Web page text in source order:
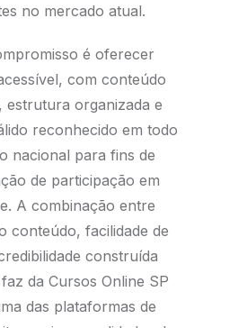
no mercado atual.
é oferecer
com conteúdo
estrutura organizada e
reconhecido em todo
nacional para fins de
de participação em
A combinação entre
conteúdo, facilidade de
construída
da Cursos Online SP
das plataformas de